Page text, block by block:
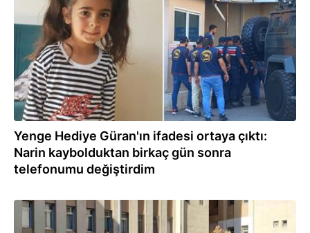
Yenge Hediye Güran'ın ifadesi ortaya çıktı:
Narin kaybolduktan birkaç gün sonra
telefonumu değiştirdim
12.09.2024